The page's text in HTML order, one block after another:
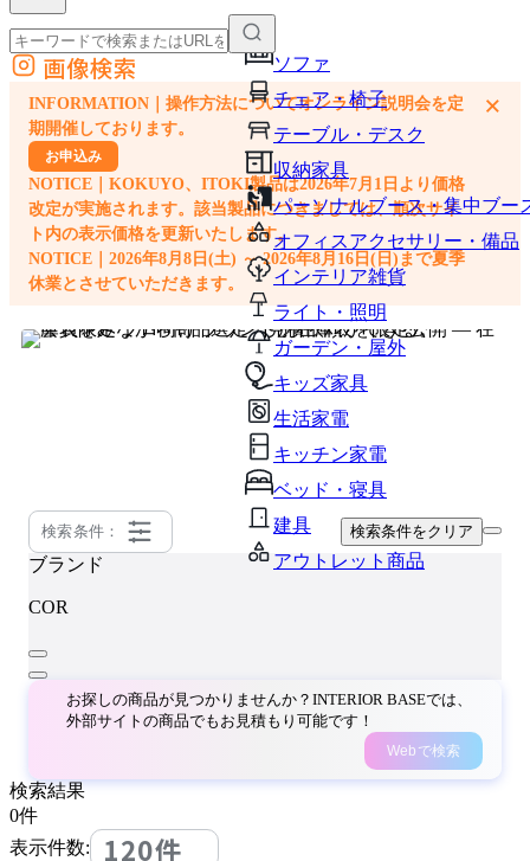
ソファ
チェア・椅子
テーブル・デスク
収納家具
パーソナルブース・集中ブー
オフィスアクセサリー・備品
インテリア雑貨
ライト・照明
ガーデン・屋外
キッズ家具
生活家電
キッチン家電
ベッド・寝具
建具
アウトレット商品
外部サイトの商品をカートに追加
他のサイトで見つけた商品ページのURLを貼り付けて、カートに追加できます
画像検索
INFORMATION｜操作方法についてオンライン説明会を定
期開催しております。
お申込み
NOTICE｜KOKUYO、ITOKI製品は2026年7月1日より価格
改定が実施されます。該当製品につきましては、順次サイ
ト内の表示価格を更新いたします。
NOTICE｜2026年8月8日(土) ～ 2026年8月16日(日)まで夏季
休業とさせていただきます。
×
検索条件： 検索条件をクリア
ブランド
COR
お探しの商品が見つかりませんか？INTERIOR BASEでは、
外部サイトの商品でもお見積もり可能です！
Webで検索
検索結果
0件
表示件数:
120件